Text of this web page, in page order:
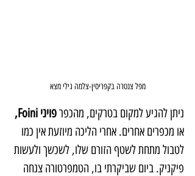
מפל צנטרה בקפריסין-צלמה גילי מצא
ניתן להגיע למקום בטרקים, מהכפר פויני Foini,
או מכפרים אחרים. אחרי הליכה מיוזעת אין כמו
לטבול מתחת לשטף הזורם שלו, לשכשך ולעשות
פיקניק. ביום שביקרתי בו, הטמפרטורה צנחה